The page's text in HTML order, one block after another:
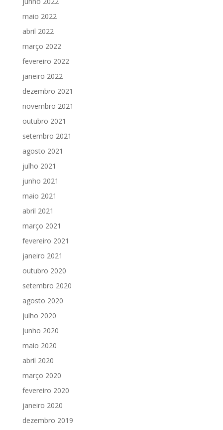
maio 2022
abril 2022
março 2022
fevereiro 2022
janeiro 2022
dezembro 2021
novembro 2021
outubro 2021
setembro 2021
agosto 2021
julho 2021
junho 2021
maio 2021
abril 2021
março 2021
fevereiro 2021
janeiro 2021
outubro 2020
setembro 2020
agosto 2020
julho 2020
junho 2020
maio 2020
abril 2020
março 2020
fevereiro 2020
janeiro 2020
dezembro 2019